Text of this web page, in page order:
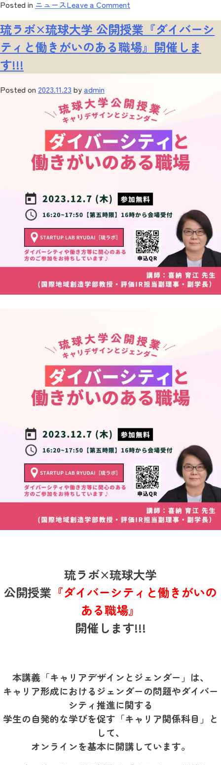
Posted in ニュースLeave a Comment
大
STARTUP
BOOTCAMP
DEMO
開
催
レ
ポ
ー
ト!!!
琉ラボ×琉球大学 公開授業『ダイバーシ
ティと働きがいのある職場』開催しま
す!!!
Posted on 2023.11.23 byadmin
琉ラボ×琉球大学
公開授業 『ダイバーシティと働きがいの
ある職場』
開催します!!!
本講義「キャリアデザインとジェンダー」は、
キャリア形成におけるジェンダーの問題やダイバー
シティ推進に関する
学生の自発的な学びを促す「キャリア関係科目」と
して、
オンラインを基本に開講しています。